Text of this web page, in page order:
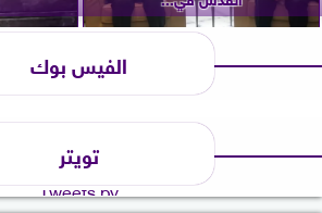
الفيس بوك
تويتر
Tweets by